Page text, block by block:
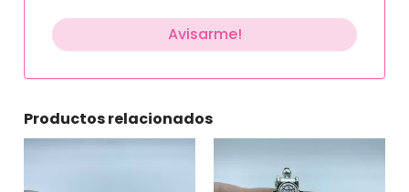
Productos relacionados